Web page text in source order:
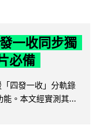
一收同步獨
必備
四發一收」分軌錄
。本文經實測其...